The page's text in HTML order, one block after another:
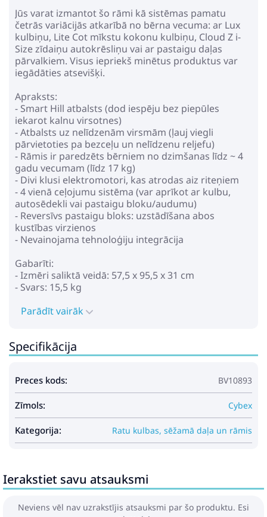
Jūs varat izmantot šo rāmi kā sistēmas pamatu
četrās variācijās atkarībā no bērna vecuma: ar Lux
kulbiņu, Lite Cot mīkstu kokonu kulbiņu, Cloud Z i-
Size zīdaiņu autokrēsliņu vai ar pastaigu daļas
pārvalkiem. Visus iepriekš minētus produktus var
iegādāties atsevišķi.
Apraksts:
- Smart Hill atbalsts (dod iespēju bez piepūles
iekarot kalnu virsotnes)
- Atbalsts uz nelīdzenām virsmām (ļauj viegli
pārvietoties pa bezceļu un nelīdzenu reljefu)
- Rāmis ir paredzēts bērniem no dzimšanas līdz ~ 4
gadu vecumam (līdz 17 kg)
- Divi klusi elektromotori, kas atrodas aiz riteņiem
- 4 vienā ceļojumu sistēma (var aprīkot ar kulbu,
autosēdekli vai pastaigu bloku/audumu)
- Reversīvs pastaigu bloks: uzstādīšana abos
kustības virzienos
- Nevainojama tehnoloģiju integrācija
Gabarīti:
- Izmēri saliktā veidā: 57,5 x 95,5 x 31 cm
- Svars: 15,5 kg
Komplektā:
* Fotoattēli ir tikai kā piemērs, kas ir paredzēti
produkta krāsa ir parādīta 1. fotoattēlā un
nosaukumā.
Parādīt vairāk
Specifikācija
Preces kods: BV10893
Zīmols: Cybex
Kategorija: Ratu kulbas, sēžamā daļa un rāmis
Ierakstiet savu atsauksmi
Neviens vēl nav uzrakstījis atsauksmi par šo produktu. Esi